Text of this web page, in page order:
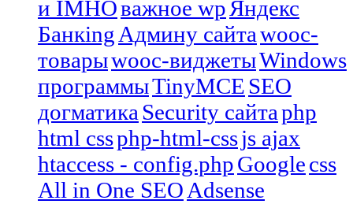
и IMHOважное wp Яндекс
Банкing Админу сайтаwooc-
товарыwooc-виджетыWindows
программыTinyMCE SEO
догматика Security сайтаphp
html cssphp-html-cssjs ajax
htaccess - config.phpGooglecss
All in One SEO Adsense